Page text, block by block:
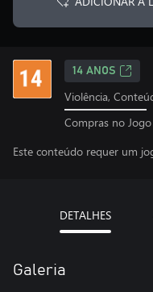
14 ANOS
Violência,
Compras no Jogo
Este conteúdo requer um
DETALHES
Galeria